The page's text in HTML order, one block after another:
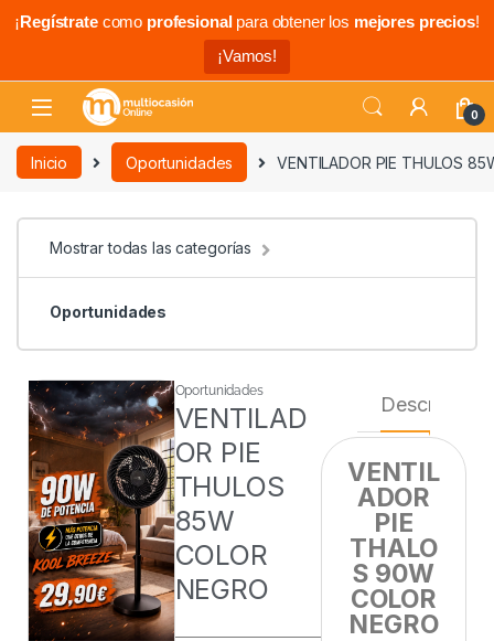
¡Regístratecomo profesionalpara obtener los mejores precios!
¡Vamos!
0
Inicio Oportunidades VENTILADOR PIE THULOS
Mostrar todas las categorías
Oportunidades
Oportunidades
VENTILAD
OR PIE
THULOS
85W
COLOR
NEGRO
Descripción
VENTIL
ADOR
PIE
THALO
S 90W
COLOR
NEGRO